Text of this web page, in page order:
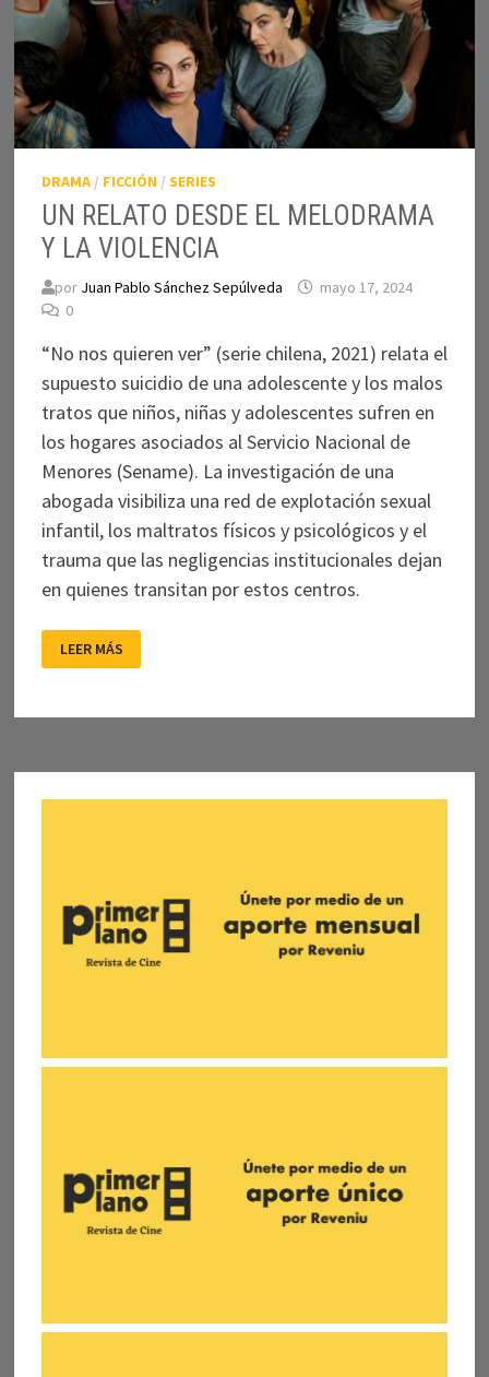
DRAMA/ FICCIÓN / SERIES
UN RELATO DESDE EL MELODRAMA
Y LA VIOLENCIA
por Juan Pablo Sánchez Sepúlveda
mayo 17, 2024
0
“No nos quieren ver” (serie chilena, 2021) relata el
supuesto suicidio de una adolescente y los malos
tratos que niños, niñas y adolescentes sufren en
los hogares asociados al Servicio Nacional de
Menores (Sename). La investigación de una
abogada visibiliza una red de explotación sexual
infantil, los maltratos físicos y psicológicos y el
trauma que las negligencias institucionales dejan
en quienes transitan por estos centros.
RELATO
DESDE
Y
LEER MÁS